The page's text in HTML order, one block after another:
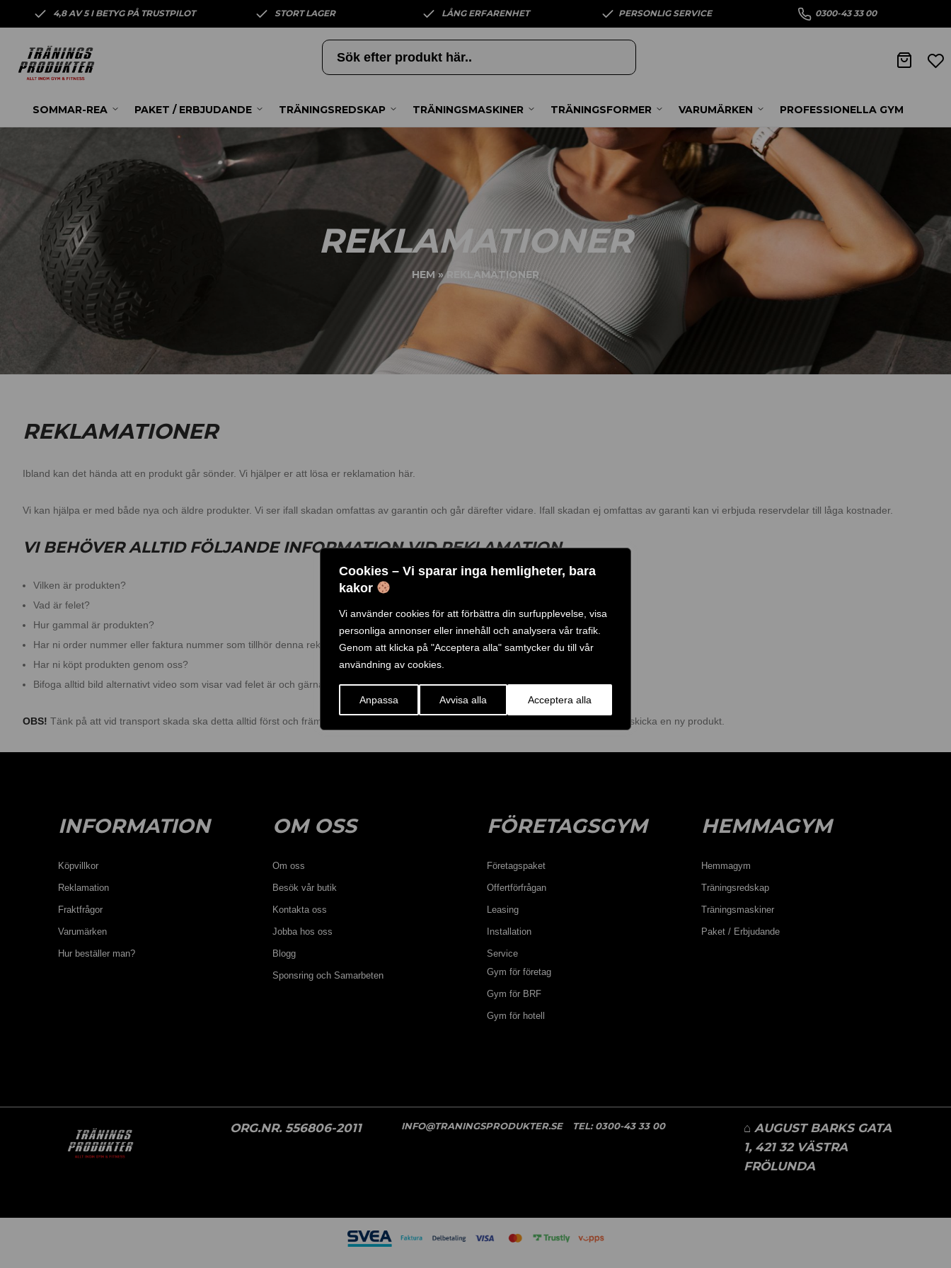
Cookies – Vi sparar inga hemligheter, bara
kakor
Vi använder cookies för att förbättra din surfupplevelse, visa
personliga annonser eller innehåll och analysera vår trafik.
Genom att klicka på "Acceptera alla" samtycker du till vår
användning av cookies.
Anpassa Avvisa alla Acceptera alla
4,8 AV 5 I BETYG PÅ TRUSTPILOT STORT LAGER LÅNG ERFARENHET PERSONLIG SERVICE 0300-43 33 00
SOMMAR-REA PAKET / ERBJUDANDE TRÄNINGSREDSKAP TRÄNINGSMASKINER TRÄNINGSFORMER VARUMÄRKEN PROFESSIONELLA GYM
REKLAMATIONER
HEM»REKLAMATIONER
REKLAMATIONER
Ibland kan det hända att en produkt går sönder. Vi hjälper er att lösa er reklamation här.
Vi kan hjälpa er med både nya och äldre produkter. Vi ser ifall skadan omfattas av garantin och går därefter vidare. Ifall skadan ej omfattas av garanti kan vi erbjuda reservdelar till låga kostnader.
VI BEHÖVER ALLTID FÖLJANDE INFORMATION VID REKLAMATION
Vilken är produkten?
Vad är felet?
Hur gammal är produkten?
Har ni order nummer eller faktura nummer som tillhör denna reklamation?
Har ni köpt produkten genom oss?
Bifoga alltid bild alternativt video som visar vad felet är och gärna vad delen heter som är trasig.
OBS! Tänk på att vid transport skada ska detta alltid först och främst anmälas på plats till chauffören direkt. Därefter kan vi hjälpa er att skicka en ny produkt.
INFORMATION
Köpvillkor
Reklamation
Fraktfrågor
Varumärken
Hur beställer man?
OM OSS
Om oss
Besök vår butik
Kontakta oss
Jobba hos oss
Blogg
Sponsring och Samarbeten
FÖRETAGSGYM
Företagspaket
Offertförfrågan
Leasing
Installation
Service
Gym för företag
Gym för BRF
Gym för hotell
HEMMAGYM
Hemmagym
Träningsredskap
Träningsmaskiner
Paket / Erbjudande
ORG.NR. 556806-2011 INFO@TRANINGSPRODUKTER.SE TEL:0300-43 33 00
⌂ AUGUST BARKS GATA
1, 421 32 VÄSTRA
FRÖLUNDA